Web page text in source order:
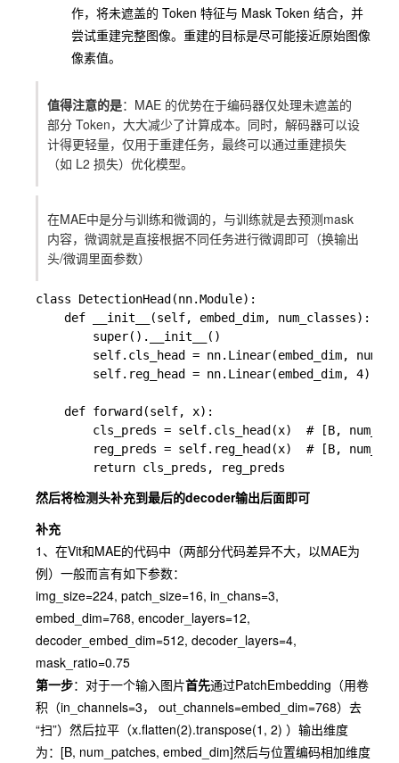
作，将未遮盖的 Token 特征与 Mask Token 结合，并
尝试重建完整图像。重建的目标是尽可能接近原始图像
像素值。
值得注意的是：MAE 的优势在于编码器仅处理未遮盖的
部分 Token，大大减少了计算成本。同时，解码器可以设
计得更轻量，仅用于重建任务，最终可以通过重建损失
（如 L2 损失）优化模型。
在MAE中是分与训练和微调的，与训练就是去预测mask
内容，微调就是直接根据不同任务进行微调即可（换输出
头/微调里面参数）
class DetectionHead(nn.Module):
    def __init__(self, embed_dim, num_classes):
        super().__init__()
self.cls_head = nn.Linear(embed_dim,
self.reg_head = nn.Linear(embed_dim, 4)
    def forward(self, x):
cls_preds = self.cls_head(x)  # [B,
reg_preds = self.reg_head(x)  # [B,
然后将检测头补充到最后的decoder输出后面即可
补充
1、在Vit和MAE的代码中（两部分代码差异不大，以MAE为
例）一般而言有如下参数：
img_size=224, patch_size=16, in_chans=3,
embed_dim=768, encoder_layers=12,
decoder_embed_dim=512, decoder_layers=4,
mask_ratio=0.75
第一步：对于一个输入图片首先通过PatchEmbedding （用卷
积（in_channels=3， out_channels=embed_dim=768）去
“扫”）然后拉平（x.flatten(2).transpose(1, 2) ）输出维度
为： [B, num_patches, embed_dim]然后与位置编码相加维度